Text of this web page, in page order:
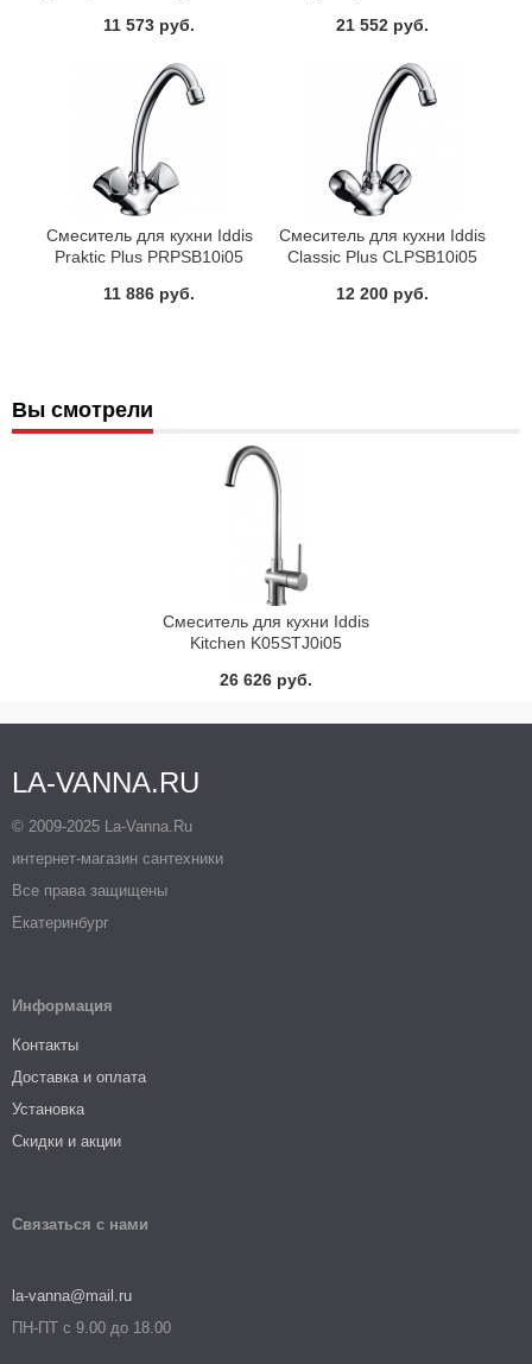
11 573 руб.
21 552 руб.
Смеситель для кухни Iddis
Praktic Plus PRPSB10i05
11 886 руб.
Смеситель для кухни Iddis
Classic Plus CLPSB10i05
12 200 руб.
Вы смотрели
Смеситель для кухни Iddis
Kitchen K05STJ0i05
26 626 руб.
LA-VANNA.RU
© 2009-2025 La-Vanna.Ru
интернет-магазин сантехники
Все права защищены
Екатеринбург
Информация
Контакты
Доставка и оплата
Установка
Скидки и акции
Связаться с нами
la-vanna@mail.ru
ПН-ПТ с 9.00 до 18.00